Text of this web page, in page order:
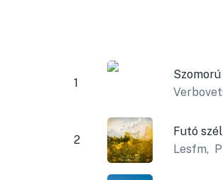
1
2
Futó szél
Lesfm,